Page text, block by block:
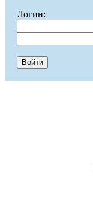
Логин: